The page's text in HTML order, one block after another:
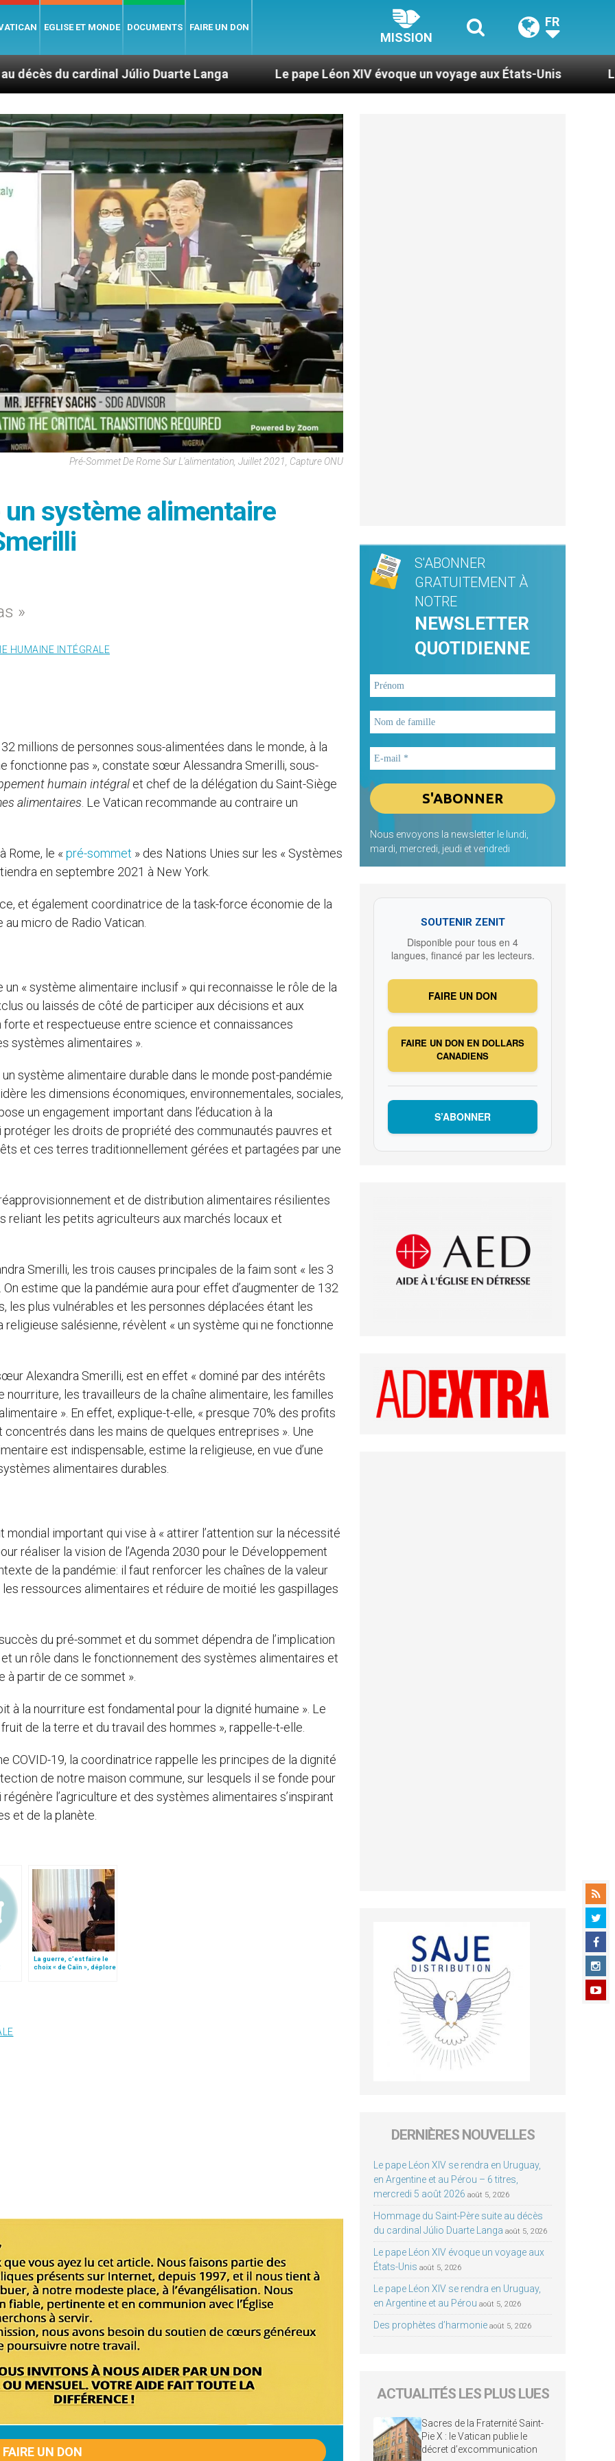
EGLISE ET MONDE DOCUMENTS FAIRE UN DON
MISSION
FR
Júlio Duarte Langa Le pape Léon XIV évoque un voyage aux États-Unis Le pape Léon XIV
Pré-Sommet De Rome Sur L'alimentation, Juillet 2021, Capture ONU
système alimentaire
»
HUMAINE INTÉGRALE
millions de personnes sous-alimentées dans le monde, à la
fonctionne pas », constate sœur Alessandra Smerilli, sous-
humain intégral et chef de la délégation du Saint-Siège
alimentaires . Le Vatican recommande au contraire un
Rome, le « pré-sommet » des Nations Unies sur les « Systèmes
en septembre 2021 à New York.
et également coordinatrice de la task-force économie de la
micro de Radio Vatican.
« système alimentaire inclusif » qui reconnaisse le rôle de la
ou laissés de côté de participer aux décisions et aux
et respectueuse entre science et connaissances
systèmes alimentaires ».
système alimentaire durable dans le monde post-pandémie
les dimensions économiques, environnementales, sociales,
un engagement important dans l’éducation à la
les droits de propriété des communautés pauvres et
et ces terres traditionnellement gérées et partagées par une
et de distribution alimentaires résilientes
reliant les petits agriculteurs aux marchés locaux et
Smerilli, les trois causes principales de la faim sont « les 3
estime que la pandémie aura pour effet d’augmenter de 132
les plus vulnérables et les personnes déplacées étant les
salésienne, révèlent « un système qui ne fonctionne
Alexandra Smerilli, est en effet « dominé par des intérêts
les travailleurs de la chaîne alimentaire, les familles
». En effet, explique-t-elle, « presque 70% des profits
dans les mains de quelques entreprises ». Une
est indispensable, estime la religieuse, en vue d’une
alimentaires durables.
important qui vise à « attirer l’attention sur la nécessité
réaliser la vision de l’Agenda 2030 pour le Développement
de la pandémie: il faut renforcer les chaînes de la valeur
ressources alimentaires et réduire de moitié les gaspillages
du pré-sommet et du sommet dépendra de l’implication
un rôle dans le fonctionnement des systèmes alimentaires et
partir de ce sommet ».
à la nourriture est fondamental pour la dignité humaine ». Le
de la terre et du travail des hommes », rappelle-t-elle.
COVID-19, la coordinatrice rappelle les principes de la dignité
de notre maison commune, sur lesquels il se fonde pour
l’agriculture et des systèmes alimentaires s’inspirant
et de la planète.
La guerre, c’est faire le
choix « de Caïn », déplore
FAIRE UN DON
S'ABONNER
GRATUITEMENT À
NOTRE
NEWSLETTER
QUOTIDIENNE
Nous envoyons la newsletter le lundi,
mardi, mercredi, jeudi et vendredi
SOUTENIR ZENIT
Disponible pour tous en 4
langues, financé par les lecteurs.
FAIRE UN DON
FAIRE UN DON EN DOLLARS
CANADIENS
S’ABONNER
DERNIÈRES NOUVELLES
Le pape Léon XIV se rendra en Uruguay,
en Argentine et au Pérou – 6 titres,
mercredi 5 août 2026 août 5, 2026
Hommage du Saint-Père suite au décès
du cardinal Júlio Duarte Langa août 5, 2026
Le pape Léon XIV évoque un voyage aux
États-Unis août 5, 2026
Le pape Léon XIV se rendra en Uruguay,
en Argentine et au Pérou août 5, 2026
Des prophètes d’harmonie août 5, 2026
ACTUALITÉS LES PLUS LUES
Sacres de la Fraternité Saint-
Pie X : le Vatican publie le
décret d’excommunication